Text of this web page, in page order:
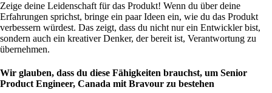
Zeige deine Leidenschaft für das Produkt! Wenn du über deine
Erfahrungen sprichst, bringe ein paar Ideen ein, wie du das Produkt
verbessern würdest. Das zeigt, dass du nicht nur ein Entwickler bist,
sondern auch ein kreativer Denker, der bereit ist, Verantwortung zu
übernehmen.
Wir glauben, dass du diese Fähigkeiten brauchst, um Senior
Product Engineer, Canada mit Bravour zu bestehen